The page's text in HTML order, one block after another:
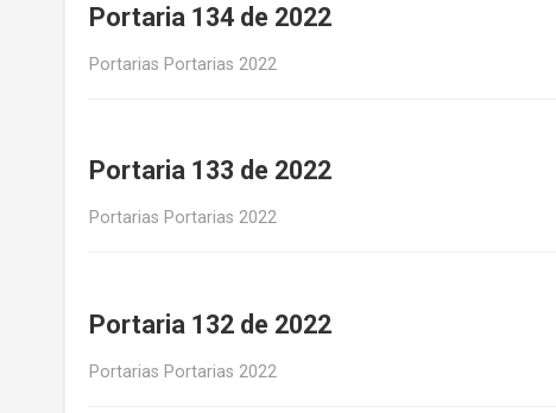
Portaria 134 de 2022
Portarias Portarias 2022
Portaria 133 de 2022
Portarias Portarias 2022
Portaria 132 de 2022
Portarias Portarias 2022